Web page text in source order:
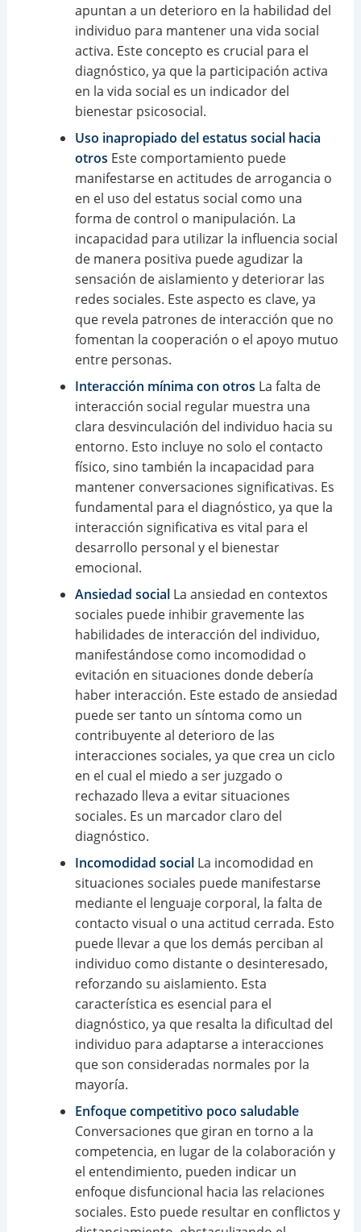
apuntan a un deterioro en la habilidad del
individuo para mantener una vida social
activa. Este concepto es crucial para el
diagnóstico, ya que la participación activa
en la vida social es un indicador del
bienestar psicosocial.
Uso inapropiado del estatus social hacia
otros Este comportamiento puede
manifestarse en actitudes de arrogancia o
en el uso del estatus social como una
forma de control o manipulación. La
incapacidad para utilizar la influencia social
de manera positiva puede agudizar la
sensación de aislamiento y deteriorar las
redes sociales. Este aspecto es clave, ya
que revela patrones de interacción que no
fomentan la cooperación o el apoyo mutuo
entre personas.
Interacción mínima con otros La falta de
interacción social regular muestra una
clara desvinculación del individuo hacia su
entorno. Esto incluye no solo el contacto
físico, sino también la incapacidad para
mantener conversaciones significativas. Es
fundamental para el diagnóstico, ya que la
interacción significativa es vital para el
desarrollo personal y el bienestar
emocional.
Ansiedad socialLa ansiedad en contextos
sociales puede inhibir gravemente las
habilidades de interacción del individuo,
manifestándose como incomodidad o
evitación en situaciones donde debería
haber interacción. Este estado de ansiedad
puede ser tanto un síntoma como un
contribuyente al deterioro de las
interacciones sociales, ya que crea un ciclo
en el cual el miedo a ser juzgado o
rechazado lleva a evitar situaciones
sociales. Es un marcador claro del
diagnóstico.
Incomodidad socialLa incomodidad en
situaciones sociales puede manifestarse
mediante el lenguaje corporal, la falta de
contacto visual o una actitud cerrada. Esto
puede llevar a que los demás perciban al
individuo como distante o desinteresado,
reforzando su aislamiento. Esta
característica es esencial para el
diagnóstico, ya que resalta la dificultad del
individuo para adaptarse a interacciones
que son consideradas normales por la
mayoría.
Enfoque competitivo poco saludable
Conversaciones que giran en torno a la
competencia, en lugar de la colaboración y
el entendimiento, pueden indicar un
enfoque disfuncional hacia las relaciones
sociales. Esto puede resultar en conflictos y